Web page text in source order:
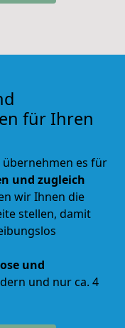
für Ihren
übernehmen es für
und zugleich
wir Ihnen die
stellen, damit
und
und nur ca. 4